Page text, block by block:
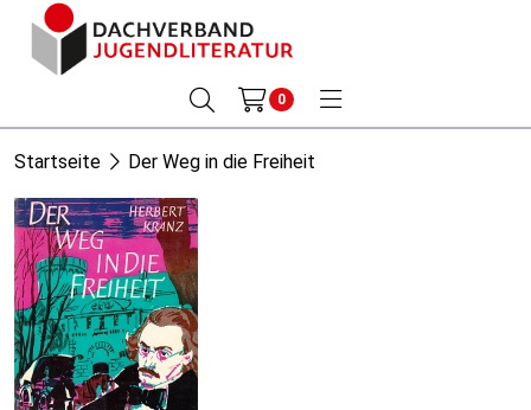
0
Startseite Der Weg in die Freiheit